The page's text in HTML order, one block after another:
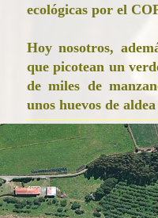
ecológicas por el
Hoy nosotros,
que picotean un
de miles de
unos huevos de